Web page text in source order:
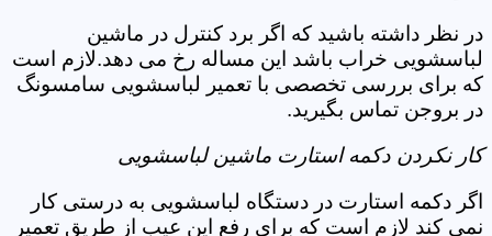
در نظر داشته باشید که اگر برد کنترل در ماشین
لباسشویی خراب باشد این مساله رخ می دهد.لازم است
که برای بررسی تخصصی با تعمیر لباسشویی سامسونگ
در بروجن تماس بگیرید.
کار نکردن دکمه استارت ماشین لباسشویی
اگر دکمه استارت در دستگاه لباسشویی به درستی کار
نمی کند لازم است که برای رفع این عیب از طریق تعمیر